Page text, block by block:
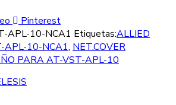
Pinterest
APL-10-NCA1 Etiquetas:ALLIED
APL-10-NCA1, NET.COVER
PARA AT-VST-APL-10